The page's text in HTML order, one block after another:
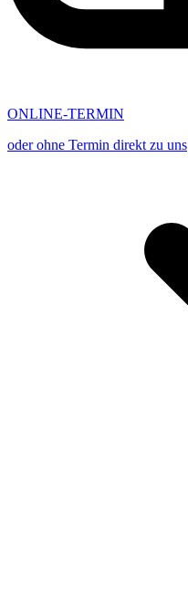
ONLINE-TERMIN
oder ohne Termin direkt zu uns